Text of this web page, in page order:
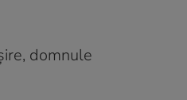
domnule